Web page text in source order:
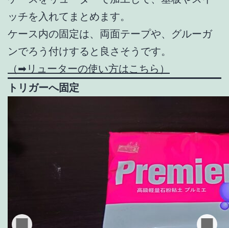
ッチを入れてまとめます。
ケース内の固定は、両面テープや、グルーガ
ンでろう付けすると良さそうです。
（➡リューターの使い方はこちら）
トリガーへ固定